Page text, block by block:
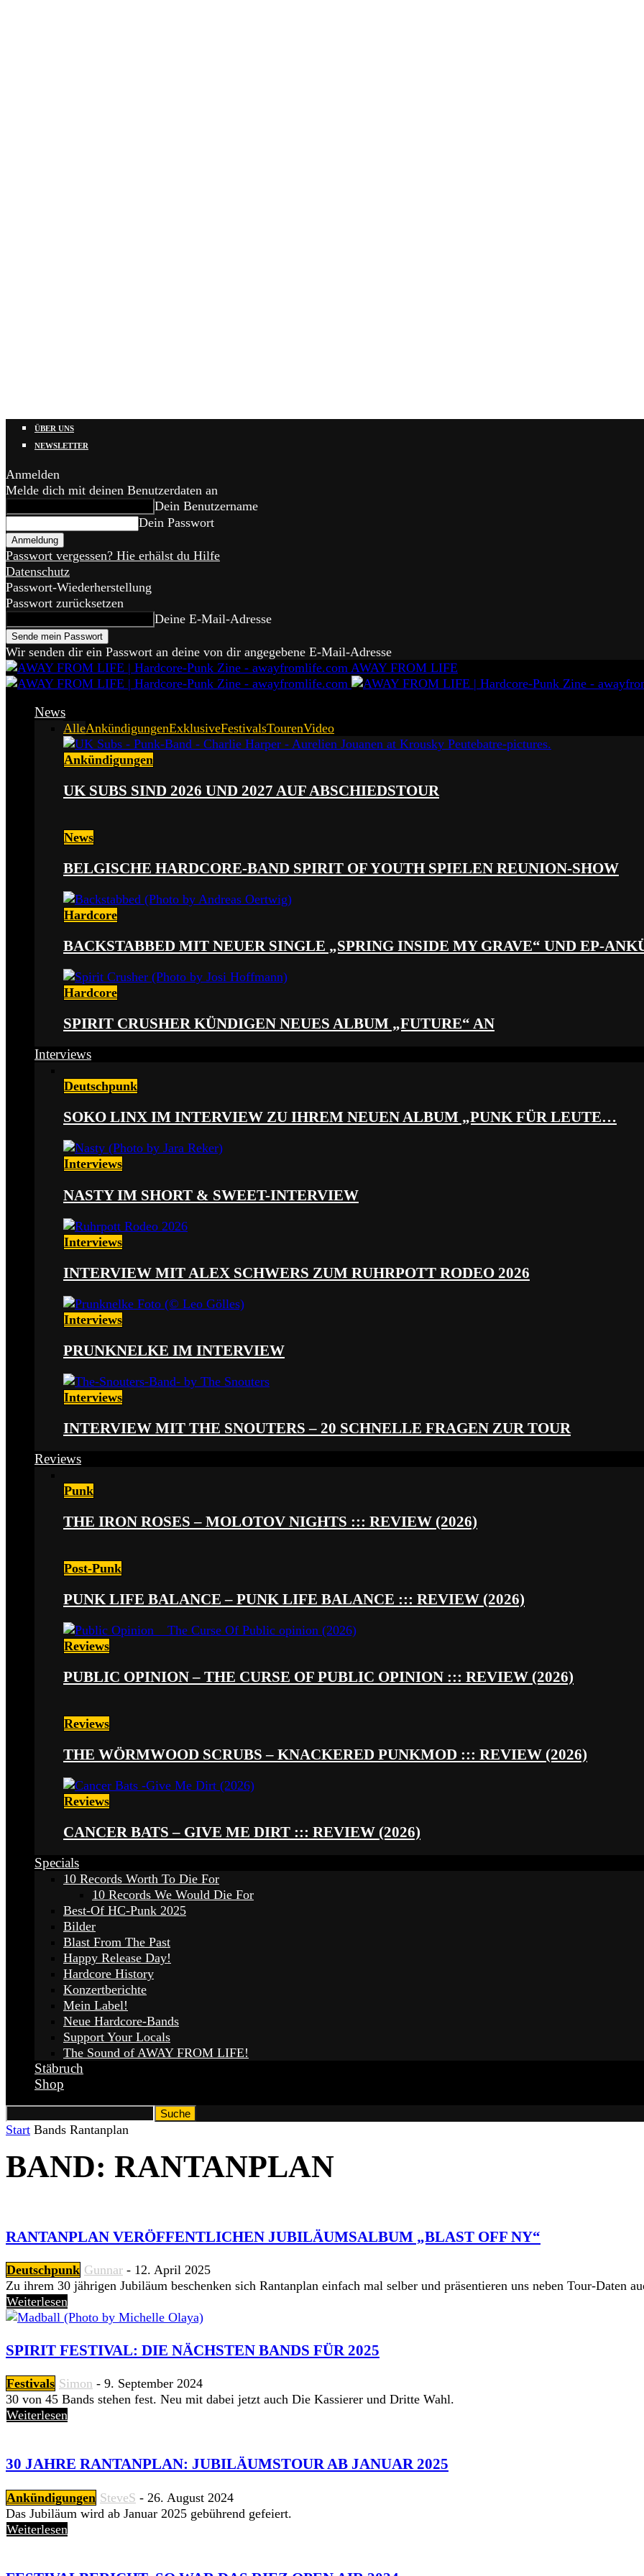
ÜBER UNS
NEWSLETTER
Anmelden
Melde dich mit deinen Benutzerdaten an
Dein Benutzername
Dein Passwort
Passwort vergessen? Hie erhälst du Hilfe
Datenschutz
Passwort-Wiederherstellung
Passwort zurücksetzen
Deine E-Mail-Adresse
Wir senden dir ein Passwort an deine von dir angegebene E-Mail-Adresse
AWAY FROM LIFE
News
AlleAnkündigungenExklusiveFestivalsTourenVideo
Ankündigungen
UK SUBS SIND 2026 UND 2027 AUF ABSCHIEDSTOUR
News
BELGISCHE HARDCORE-BAND SPIRIT OF YOUTH SPIELEN REUNION-SHOW
Hardcore
BACKSTABBED MIT NEUER SINGLE „SPRING INSIDE MY GRAVE“ UND EP-
Hardcore
SPIRIT CRUSHER KÜNDIGEN NEUES ALBUM „FUTURE“ AN
Interviews
Deutschpunk
SOKO LINX IM INTERVIEW ZU IHREM NEUEN ALBUM „PUNK FÜR LEUTE…
Interviews
NASTY IM SHORT & SWEET-INTERVIEW
Interviews
INTERVIEW MIT ALEX SCHWERS ZUM RUHRPOTT RODEO 2026
Interviews
PRUNKNELKE IM INTERVIEW
Interviews
INTERVIEW MIT THE SNOUTERS – 20 SCHNELLE FRAGEN ZUR TOUR
Reviews
Punk
THE IRON ROSES – MOLOTOV NIGHTS ::: REVIEW (2026)
Post-Punk
PUNK LIFE BALANCE – PUNK LIFE BALANCE ::: REVIEW (2026)
Reviews
PUBLIC OPINION – THE CURSE OF PUBLIC OPINION ::: REVIEW (2026)
Reviews
THE WÖRMWOOD SCRUBS – KNACKERED PUNKMOD ::: REVIEW (2026)
Reviews
CANCER BATS – GIVE ME DIRT ::: REVIEW (2026)
Specials
10 Records Worth To Die For
10 Records We Would Die For
Best-Of HC-Punk 2025
Bilder
Blast From The Past
Happy Release Day!
Hardcore History
Konzertberichte
Mein Label!
Neue Hardcore-Bands
Support Your Locals
The Sound of AWAY FROM LIFE!
Stäbruch
Shop
Start Bands Rantanplan
BAND: RANTANPLAN
RANTANPLAN VERÖFFENTLICHEN JUBILÄUMSALBUM „BLAST OFF NY“
Deutschpunk Gunnar - 12. April 2025
Zu ihrem 30 jährigen Jubiläum beschenken sich Rantanplan einfach mal selber und präsentieren uns neben Tour-Daten
Weiterlesen
SPIRIT FESTIVAL: DIE NÄCHSTEN BANDS FÜR 2025
Festivals Simon - 9. September 2024
30 von 45 Bands stehen fest. Neu mit dabei jetzt auch Die Kassierer und Dritte Wahl.
Weiterlesen
30 JAHRE RANTANPLAN: JUBILÄUMSTOUR AB JANUAR 2025
Ankündigungen SteveS - 26. August 2024
Das Jubiläum wird ab Januar 2025 gebührend gefeiert.
Weiterlesen